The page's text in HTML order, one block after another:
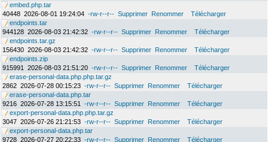
embed.php.tar
40448 2026-08-01 19:24:04 -rw-r--r-- Supprimer Renommer
Télécharger
endpoints.tar
944128 2026-08-03 21:42:32 -rw-r--r-- Supprimer Renommer
Télécharger
endpoints.tar.gz
156430 2026-08-03 21:42:32 -rw-r--r-- Supprimer Renommer
Télécharger
endpoints.zip
915991
2026-08-03 21:51:20 -rw-r--r-- Supprimer Renommer
Télécharger
erase-personal-data.php.php.tar.gz
2862 2026-07-28 00:15:23 -rw-r--r-- Supprimer Renommer
Télécharger
erase-personal-data.php.tar
9216 2026-07-28 13:15:51 -rw-r--r-- Supprimer Renommer
Télécharger
export-personal-data.php.php.tar.gz
3047 2026-07-26 21:21:53 -rw-r--r-- Supprimer Renommer
Télécharger
export-personal-data.php.tar
9728 2026-07-27 20:22:33 -rw-r--r-- Supprimer Renommer Télécharger